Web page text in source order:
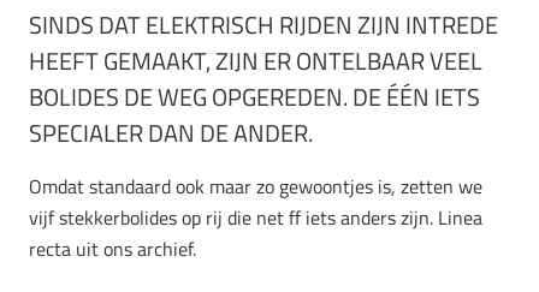
SINDS DAT ELEKTRISCH RIJDEN ZIJN INTREDE
HEEFT GEMAAKT, ZIJN ER ONTELBAAR VEEL
BOLIDES DE WEG OPGEREDEN. DE ÉÉN IETS
SPECIALER DAN DE ANDER.
Omdat standaard ook maar zo gewoontjes is, zetten we
vijf stekkerbolides op rij die net ff iets anders zijn. Linea
recta uit ons archief.